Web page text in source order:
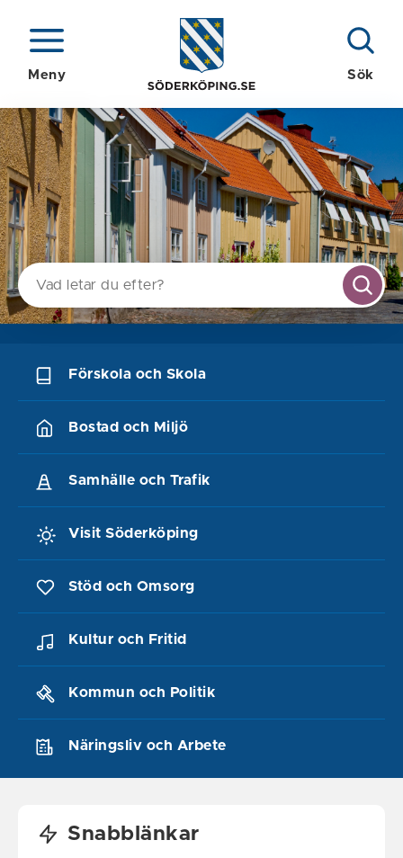
Meny Sök
Förskola och Skola
Bostad och Miljö
Samhälle och Trafik
Visit Söderköping
Stöd och Omsorg
Kultur och Fritid
Kommun och Politik
Näringsliv och Arbete
Snabblänkar